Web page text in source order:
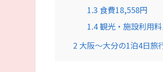
1.3 食費18,558円
1.4観光・施設利用
2 大阪～大分の1泊4日旅